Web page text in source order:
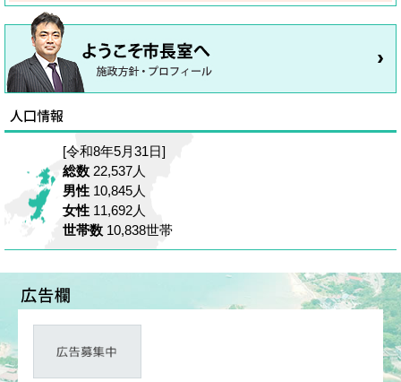
[令和8年5月31日]
総数 22,537人
男性 10,845人
女性 11,692人
世帯数 10,838世帯